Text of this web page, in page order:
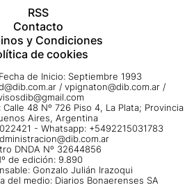
RSS
Contacto
y Condiciones
de cookies
de Inicio: Septiembre 1993
/ vpignaton@dib.com.ar /
48 Nº 726 Piso 4, La Plata; Provincia
Aires, Argentina
- Whatsapp: +5492215031783
DNDA Nº 32644856
de edición: 9.890
Gonzalo Julián Irazoqui
del medio: Diarios Bonaerenses SA